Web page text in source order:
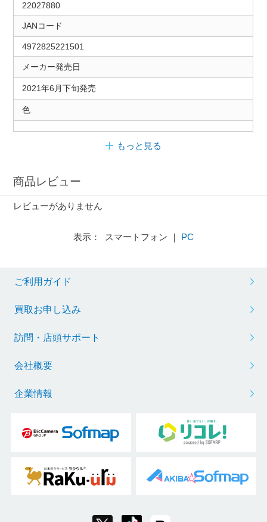
22027880
JANコード
4972825221501
メーカー発売日
2021年6月下旬発売
色
もっと見る
商品レビュー
レビューがありません
表示： スマートフォン ｜ PC
ご利用ガイド
買取お申し込み
訪問・店頭サポート
会社概要
企業情報